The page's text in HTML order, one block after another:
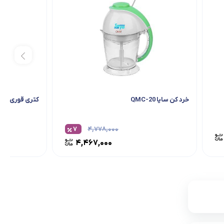
خرد کن سایا QMC-20
۴,۷۷۸,۰۰۰
۴,۴۶۷,۰۰۰
۷
کتری قوری